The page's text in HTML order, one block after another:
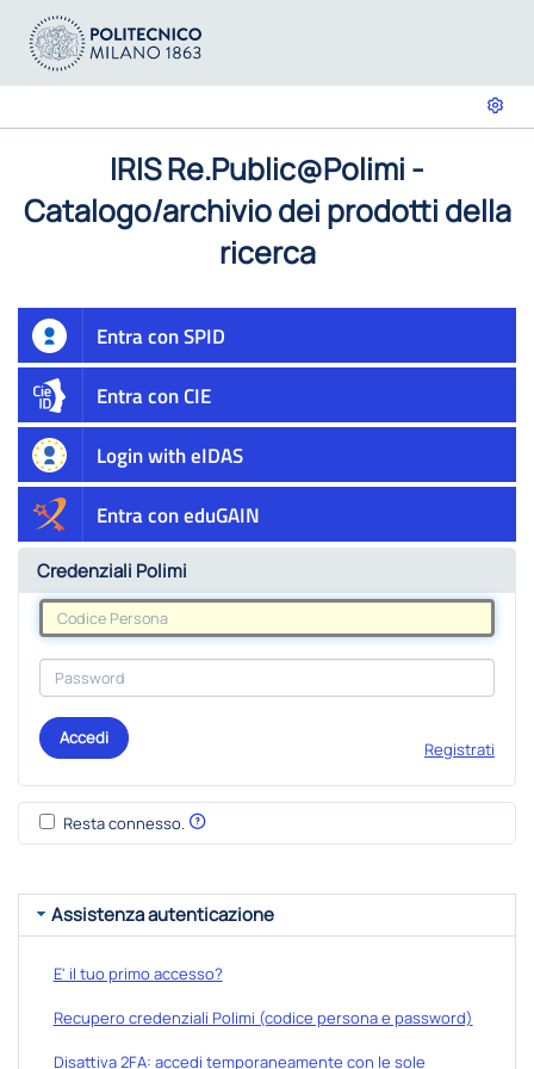
IRIS Re.Public@Polimi -
Catalogo/archivio dei prodotti della
ricerca
Entra con SPID
Entra con CIE
Login with eIDAS
Entra con eduGAIN
Credenziali Polimi
Accedi
Registrati
Resta connesso.
Assistenza autenticazione
E' il tuo primo accesso?
Recupero credenziali Polimi (codice persona e password)
Disattiva 2FA: accedi temporaneamente con le sole